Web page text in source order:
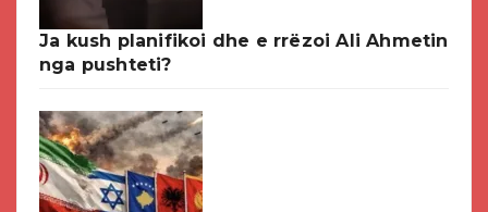
Ja kush planifikoi dhe e rrëzoi Ali Ahmetin
nga pushteti?